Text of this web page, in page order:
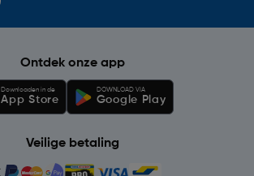
Ontdek onze app
Downloaden in de
App Store
DOWNLOAD VIA
Google Play
Veilige betaling